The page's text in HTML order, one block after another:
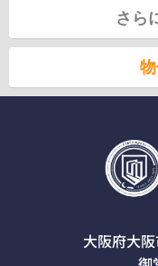
さら
大阪府大